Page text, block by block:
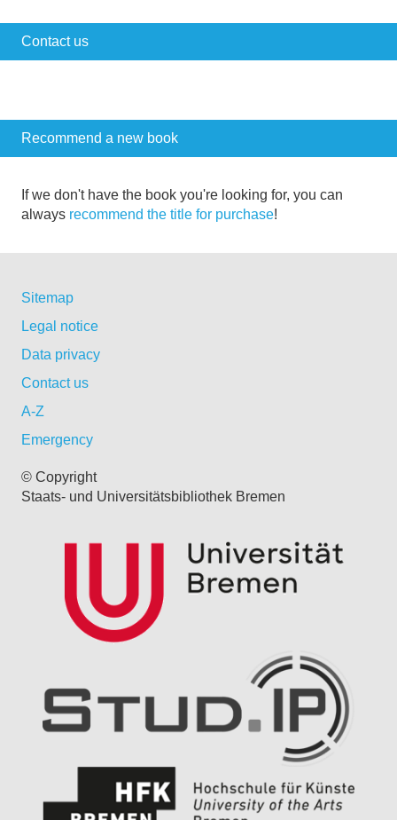
Contact us
Recommend a new book
If we don't have the book you're looking for, you can
always recommend the title for purchase!
Sitemap
Legal notice
Data privacy
Contact us
A-Z
Emergency
© Copyright
Staats- und Universitätsbibliothek Bremen